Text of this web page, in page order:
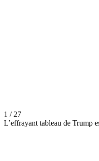
1 / 27
L’effrayant tableau de Trump